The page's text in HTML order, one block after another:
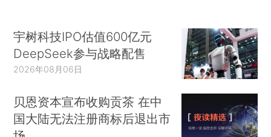
宇树科技IPO估值600亿元
DeepSeek参与战略配售
2026年08月06日
贝恩资本宣布收购贡茶 在中
国大陆无法注册商标后退出市